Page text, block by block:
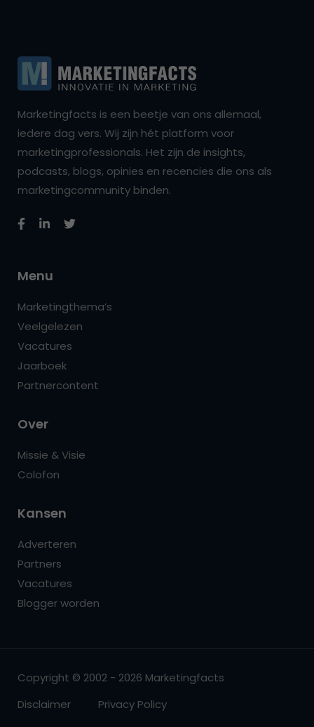
Marketingfacts is een beetje van ons allemaal,
iedere dag vers. Wij zijn hét platform voor
marketingprofessionals. Het zijn de insights,
podcasts, blogs, opinies en recencies die ons als
marketingcommunity binden.
Menu
Marketingthema’s
Veelgelezen
Vacatures
Jaarboek
Partnercontent
Over
Missie & Visie
Colofon
Kansen
Adverteren
Partners
Vacatures
Blogger worden
Copyright © 2002 - 2026 Marketingfacts
Disclaimer
Privacy Policy